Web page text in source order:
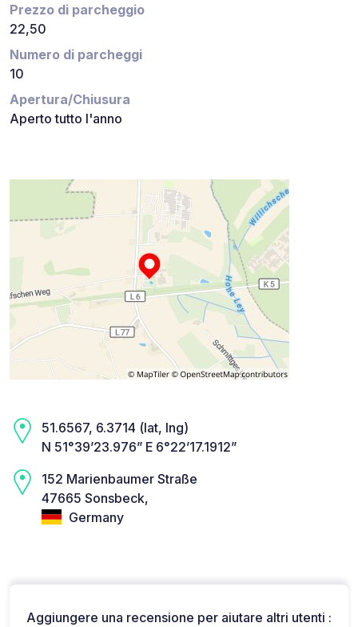
Prezzo di parcheggio
22,50
Numero di parcheggi
10
Apertura/Chiusura
Aperto tutto l'anno
51.6567, 6.3714 (lat, lng)
N 51°39’23.976” E 6°22’17.1912”
152 Marienbaumer Straße
47665 Sonsbeck,
Germany
Aggiungere una recensione per aiutare altri utenti :